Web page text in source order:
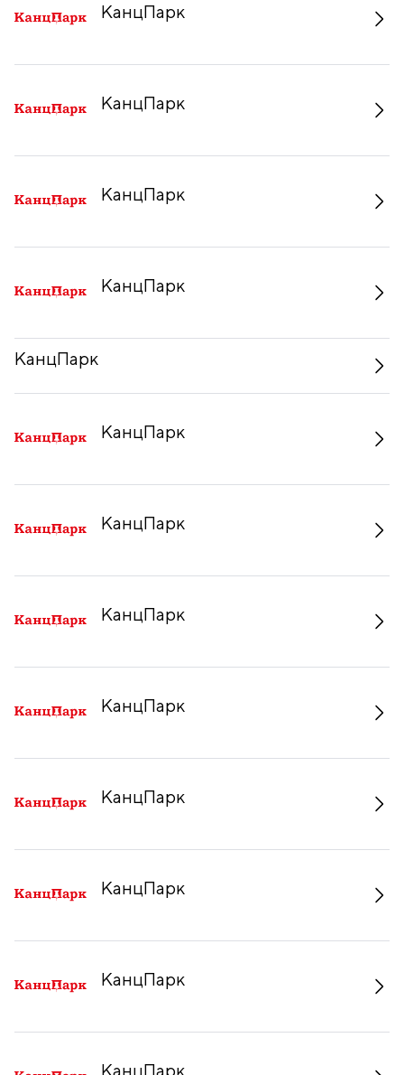
КанцПарк
КанцПарк
КанцПарк
КанцПарк
КанцПарк
КанцПарк
КанцПарк
КанцПарк
КанцПарк
КанцПарк
КанцПарк
КанцПарк
КанцПарк